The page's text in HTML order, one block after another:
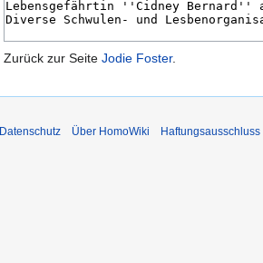
Zurück zur Seite Jodie Foster.
Datenschutz Über HomoWiki Haftungsausschluss